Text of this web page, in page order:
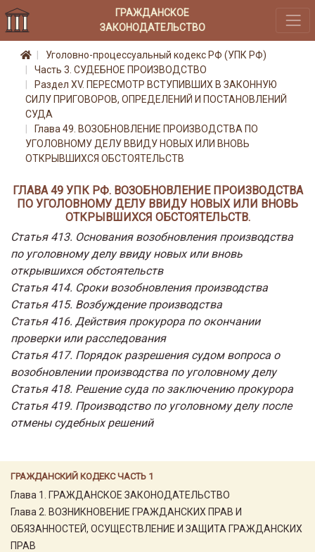
ГРАЖДАНСКОЕ
ЗАКОНОДАТЕЛЬСТВО
ГРАЖДАНСКИЙ КОДЕКС ЧАСТЬ 1
Глава 1. ГРАЖДАНСКОЕ ЗАКОНОДАТЕЛЬСТВО
Глава 2. ВОЗНИКНОВЕНИЕ ГРАЖДАНСКИХ ПРАВ И
ОБЯЗАННОСТЕЙ, ОСУЩЕСТВЛЕНИЕ И ЗАЩИТА ГРАЖДАНСКИХ
ПРАВ
Уголовно-процессуальный кодекс РФ (УПК РФ)
Часть 3. СУДЕБНОЕ ПРОИЗВОДСТВО
Раздел XV. ПЕРЕСМОТР ВСТУПИВШИХ В ЗАКОННУЮ
СИЛУ ПРИГОВОРОВ, ОПРЕДЕЛЕНИЙ И ПОСТАНОВЛЕНИЙ
СУДА
Глава 49. ВОЗОБНОВЛЕНИЕ ПРОИЗВОДСТВА ПО
УГОЛОВНОМУ ДЕЛУ ВВИДУ НОВЫХ ИЛИ ВНОВЬ
ОТКРЫВШИХСЯ ОБСТОЯТЕЛЬСТВ
ГЛАВА 49 УПК РФ. ВОЗОБНОВЛЕНИЕ ПРОИЗВОДСТВА
ПО УГОЛОВНОМУ ДЕЛУ ВВИДУ НОВЫХ ИЛИ ВНОВЬ
ОТКРЫВШИХСЯ ОБСТОЯТЕЛЬСТВ.
Статья 413. Основания возобновления производства
по уголовному делу ввиду новых или вновь
открывшихся обстоятельств
Статья 414. Сроки возобновления производства
Статья 415. Возбуждение производства
Статья 416. Действия прокурора по окончании
проверки или расследования
Статья 417. Порядок разрешения судом вопроса о
возобновлении производства по уголовному делу
Статья 418. Решение суда по заключению прокурора
Статья 419. Производство по уголовному делу после
отмены судебных решений